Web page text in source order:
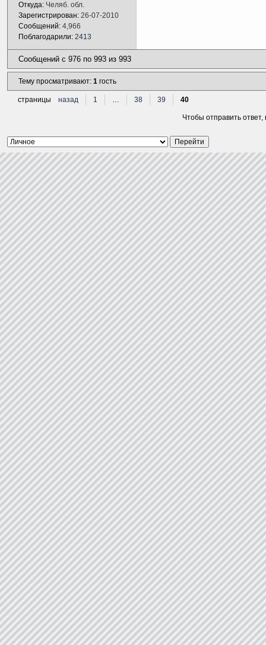
Откуда: Челяб. обл.
Зарегистрирован: 26-07-2010
Сообщений: 4,966
Поблагодарили: 2413
Сообщений с 976 по 993 из 993
Тему просматривают: 1 гость
страницы назад 1 … 38 39 40
Чтобы отправить